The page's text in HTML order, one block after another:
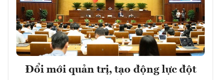
Đổi mới quản trị, tạo động lực đột